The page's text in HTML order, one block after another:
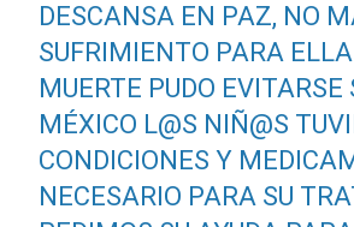
DESCANSA EN PAZ, NO
SUFRIMIENTO PARA
MUERTE PUDO EVITARSE
MÉXICO L@S NIÑ@S
CONDICIONES Y
NECESARIO PARA SU